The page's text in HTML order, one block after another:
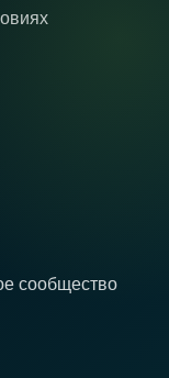
сообщество